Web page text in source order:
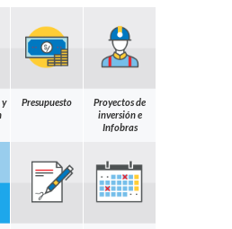
y
Presupuesto
Proyectos de
inversión e
Infobras